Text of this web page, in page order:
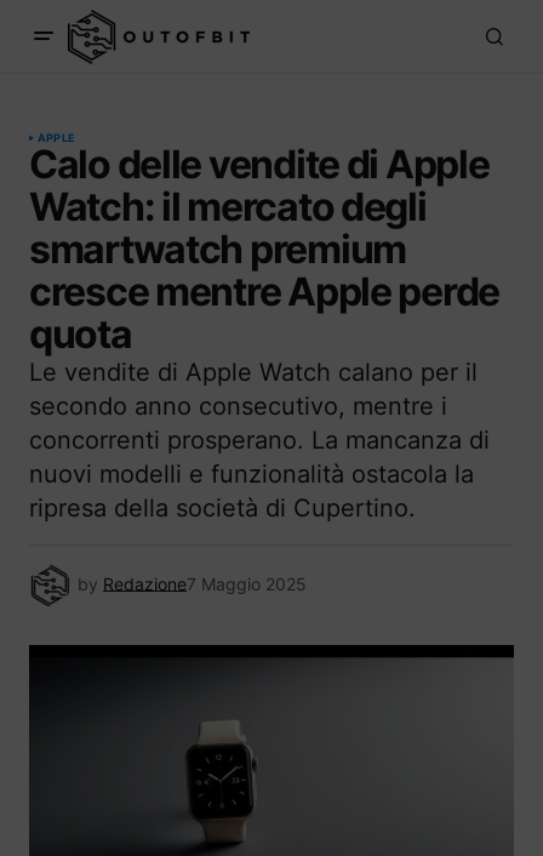
APPLE
Calo delle vendite di Apple
Watch: il mercato degli
smartwatch premium
cresce mentre Apple perde
quota
Le vendite di Apple Watch calano per il
secondo anno consecutivo, mentre i
concorrenti prosperano. La mancanza di
nuovi modelli e funzionalità ostacola la
ripresa della società di Cupertino.
by Redazione7 Maggio 2025